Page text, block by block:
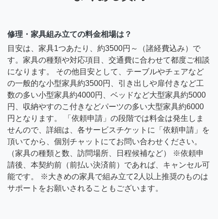
修理・家具組み立ての料金相場は？
目安は、家具1つあたり、約3500円～（諸経費込み）で
す。家具の種類や対応項目、交通費に合わせて都度ご相談
になります。 その他目安として、テーブルやチェアなど
の一般的な小型家具約3500円、引き出しや扉付きなど工
数の多い小型家具約4000円、ベッドなど大型家具約5000
円、収納やすのこ付きなどパーツの多い大型家具約6000
円となります。 「依頼申請」の段階では料金は発生しま
せんので、詳細は、各サービスチケットに「依頼申請」を
頂いてから、個別チャットにてお問い合わせください。
（家具の種類と数、訪問場所、日程候補など） ※依頼申
請後、本契約前（前払い決済前）であれば、キャンセル可
能です。 ※大きめの家具で組み立て2人以上推奨のものは
サポートをお願いされることもございます。